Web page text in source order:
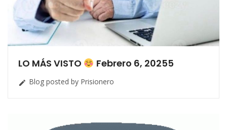
LO MÁS VISTO Febrero 6, 20255
 Blog posted by Prisionero